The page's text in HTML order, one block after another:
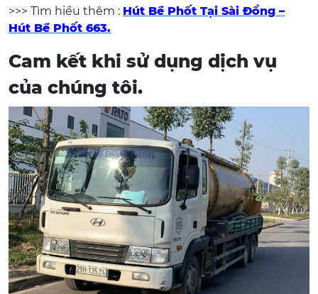
>>> Tìm hiểu thêm : Hút Bể Phốt Tại Sài Đồng –
Hút Bể Phốt 663.
Cam kết khi sử dụng dịch vụ
của chúng tôi.